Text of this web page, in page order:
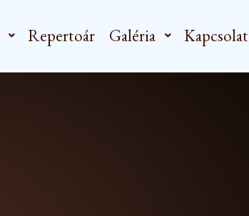
Repertoár Galéria Kapcsolat